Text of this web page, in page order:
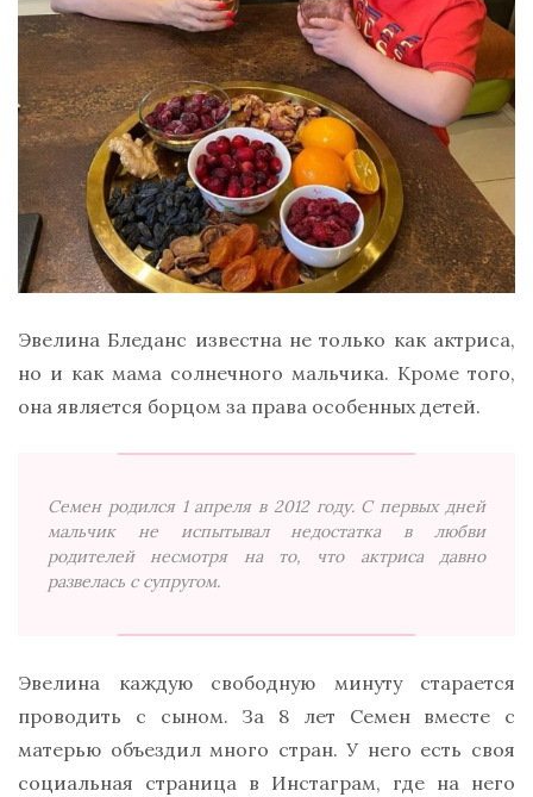
Эвелина Бледанс известна не только как актриса,
но и как мама солнечного мальчика. Кроме того,
она является борцом за права особенных детей.
Семен родился 1 апреля в 2012 году. С первых дней
мальчик не испытывал недостатка в любви
родителей несмотря на то, что актриса давно
развелась с супругом.
Эвелина каждую свободную минуту старается
проводить с сыном. За 8 лет Семен вместе с
матерью объездил много стран. У него есть своя
социальная страница в Инстаграм, где на него